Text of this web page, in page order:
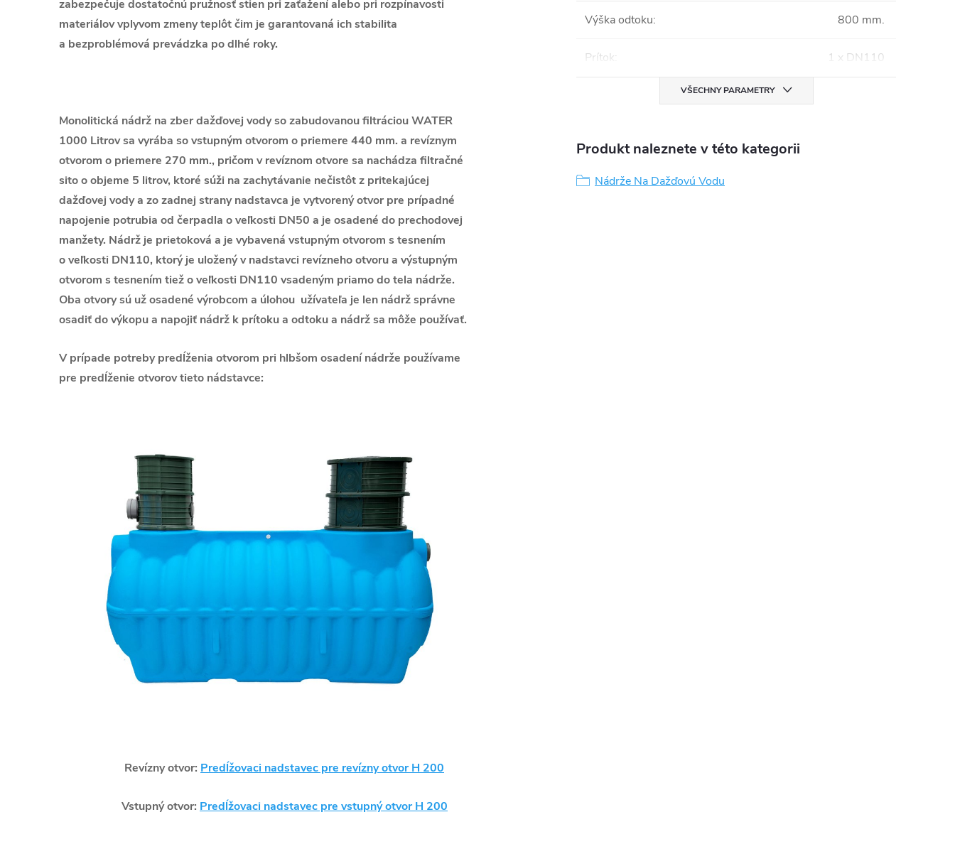
zabezpečuje dostatočnú pružnosť stien pri zaťažení alebo pri rozpínavosti
materiálov vplyvom zmeny teplôt čim je garantovaná ich stabilita
a bezproblémová prevádzka po dlhé roky.
Monolitická nádrž na zber dažďovej vody so zabudovanou filtráciou WATER
1000 Litrov sa vyrába so vstupným otvorom o priemere 440 mm. a revíznym
otvorom o priemere 270 mm., pričom v revíznom otvore sa nachádza filtračné
sito o objeme 5 litrov, ktoré súži na zachytávanie nečistôt z pritekajúcej
dažďovej vody a zo zadnej strany nadstavca je vytvorený otvor pre prípadné
napojenie potrubia od čerpadla o veľkosti DN50 a je osadené do prechodovej
manžety. Nádrž je prietoková a je vybavená vstupným otvorom s tesnením
o veľkosti DN110, ktorý je uložený v nadstavci revízneho otvoru a výstupným
otvorom s tesnením tiež o veľkosti DN110 vsadeným priamo do tela nádrže.
Oba otvory sú už osadené výrobcom a úlohou užívateľa je len nádrž správne
osadiť do výkopu a napojiť nádrž k prítoku a odtoku a nádrž sa môže používať.
V prípade potreby predĺženia otvorom pri hlbšom osadení nádrže používame
pre predĺženie otvorov tieto nádstavce:
Revízny otvor: Predĺžovaci nadstavec pre revízny otvor H 200
Vstupný otvor: Predĺžovaci nadstavec pre vstupný otvor H 200
Výška odtoku: 800 mm.
Prítok: 1 x DN110
VŠECHNY PARAMETRY
Produkt naleznete v této kategorii
Nádrže Na Dažďovú Vodu